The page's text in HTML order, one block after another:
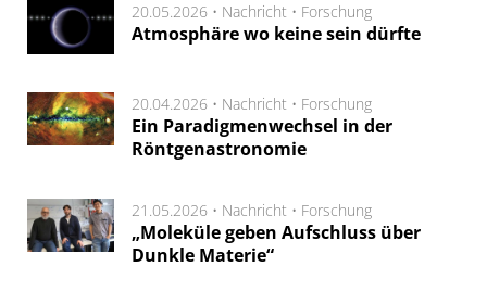
20.05.2026 • Nachricht • Forschung
Atmosphäre wo keine sein dürfte
20.04.2026 • Nachricht • Forschung
Ein Paradigmenwechsel in der
Röntgenastronomie
21.05.2026 • Nachricht • Forschung
„Moleküle geben Aufschluss über
Dunkle Materie“